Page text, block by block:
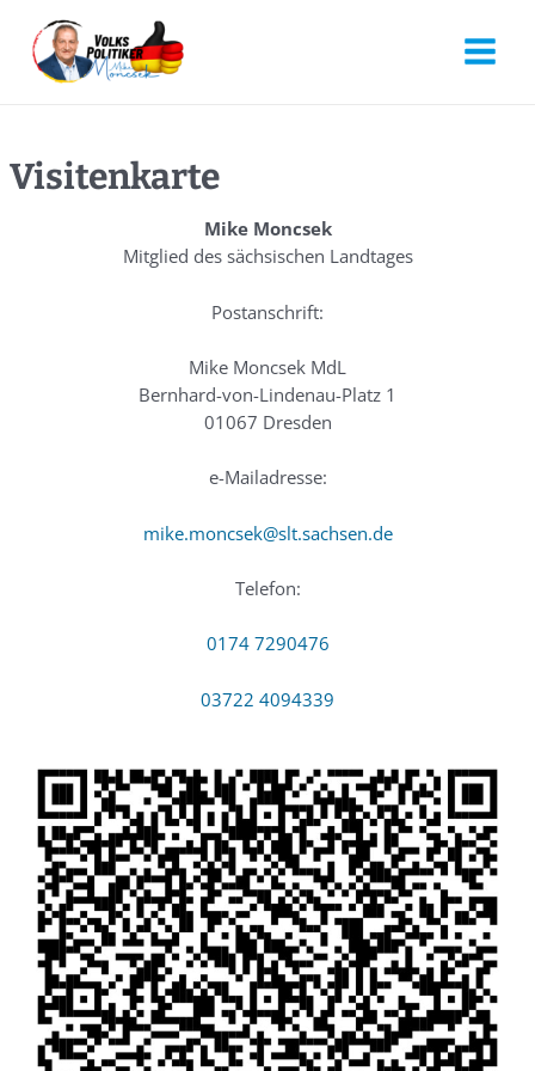
Visitenkarte
Mike Moncsek
Mitglied des sächsischen Landtages
Postanschrift:
Mike Moncsek MdL
Bernhard-von-Lindenau-Platz 1
01067 Dresden
e-Mailadresse:
mike.moncsek@slt.sachsen.de
Telefon:
0174 7290476
03722 4094339